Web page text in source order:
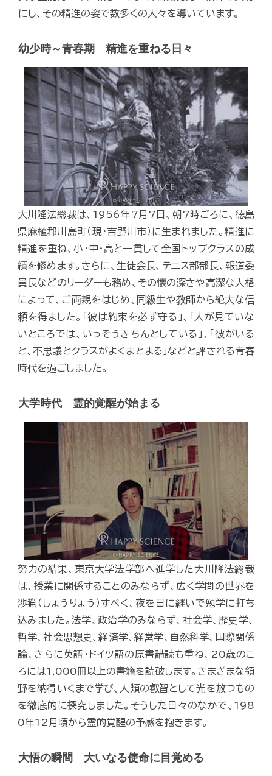
にし、その精進の姿で数多くの人々を導いています。
幼少時～青春期 精進を重ねる日々
大川隆法総裁は、1956年7月7日、朝7時ごろに、徳島
県麻植郡川島町（現・吉野川市）に生まれました。精進に
精進を重ね、小・中・高と一貫して全国トップクラスの成
績を修めます。さらに、生徒会長、テニス部部長、報道委
員長などのリーダーも務め、その懐の深さや高潔な人格
によって、ご両親をはじめ、同級生や教師から絶大な信
頼を得ました。「彼は約束を必ず守る」、「人が見ていな
いところでは、いっそうきちんとしている」、「彼がいる
と、不思議とクラスがよくまとまる」などと評される青春
時代を過ごしました。
大学時代 霊的覚醒が始まる
努力の結果、東京大学法学部へ進学した大川隆法総裁
は、授業に関係することのみならず、広く学問の世界を
渉猟（しょうりょう）すべく、夜を日に継いで勉学に打ち
込みました。法学、政治学のみならず、社会学、歴史学、
哲学、社会思想史、経済学、経営学、自然科学、国際関係
論、さらに英語・ドイツ語の原書講読も重ね、20歳のこ
ろには1,000冊以上の書籍を読破します。さまざまな領
野を納得いくまで学び、人類の叡智として光を放つもの
を徹底的に探究しました。そうした日々のなかで、198
0年12月頃から霊的覚醒の予感を抱きます。
大悟の瞬間 大いなる使命に目覚める